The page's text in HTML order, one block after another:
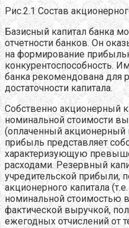
Рис.2.1 Состав
Базисный капитал банка
отчетности банков. Он
на формирование
конкурентоспособность.
банка рекомендована для
достаточности капитала.
Собственно акционерный
номинальной стоимости
(оплаченный акционерный
прибыль представляет
характеризующую
расходами. Резервный
учредительской прибыли,
акционерного капитала
номинальной стоимостью
фактической выручкой,
ежегодных отчислений от